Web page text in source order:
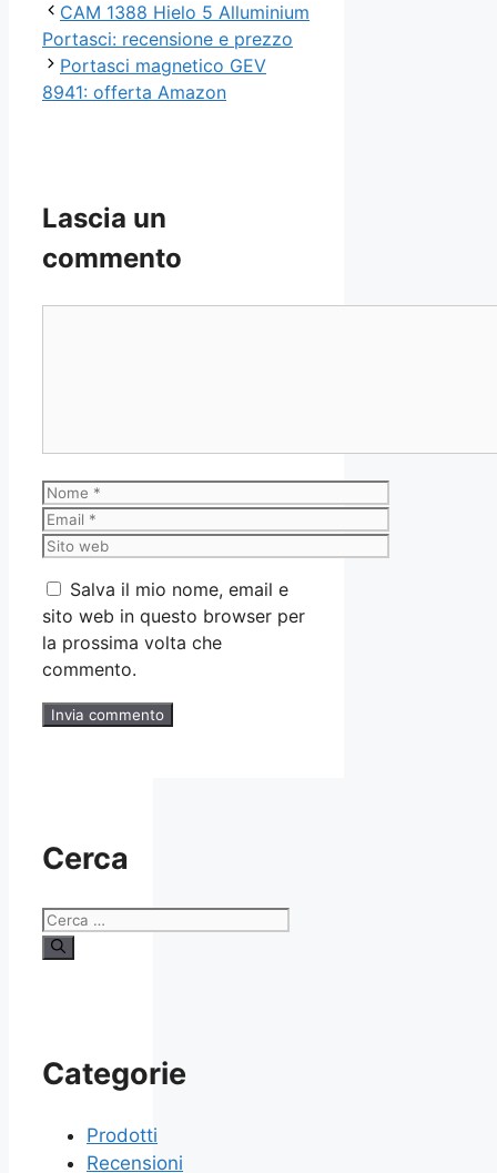
CAM 1388 Hielo 5 Alluminium
Portasci: recensione e prezzo
Portasci magnetico GEV
8941: offerta Amazon
Lascia un
commento
Nome
Email
Sito
Salva il mio nome, email e
sito web in questo browser per
la prossima volta che
commento.
Cerca
Ricerca
per:
Categorie
Prodotti
Recensioni